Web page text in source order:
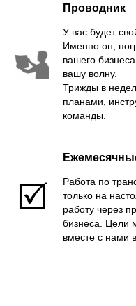
Проводник
У вас будет
Именно он,
вашего
вашу волну.
Трижды в
планами,
команды.
Работа по
только на
работу через
бизнеса. Цели
вместе с нами